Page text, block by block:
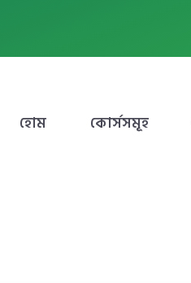
হোম কোর্সসমূহ